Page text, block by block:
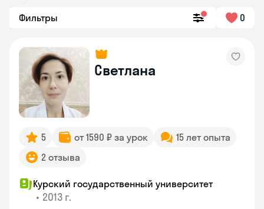
Фильтры 0
Светлана
5 от 1590 ₽ за урок
15 лет опыта
2 отзыва
Курский государственный университет
• 2013 г.